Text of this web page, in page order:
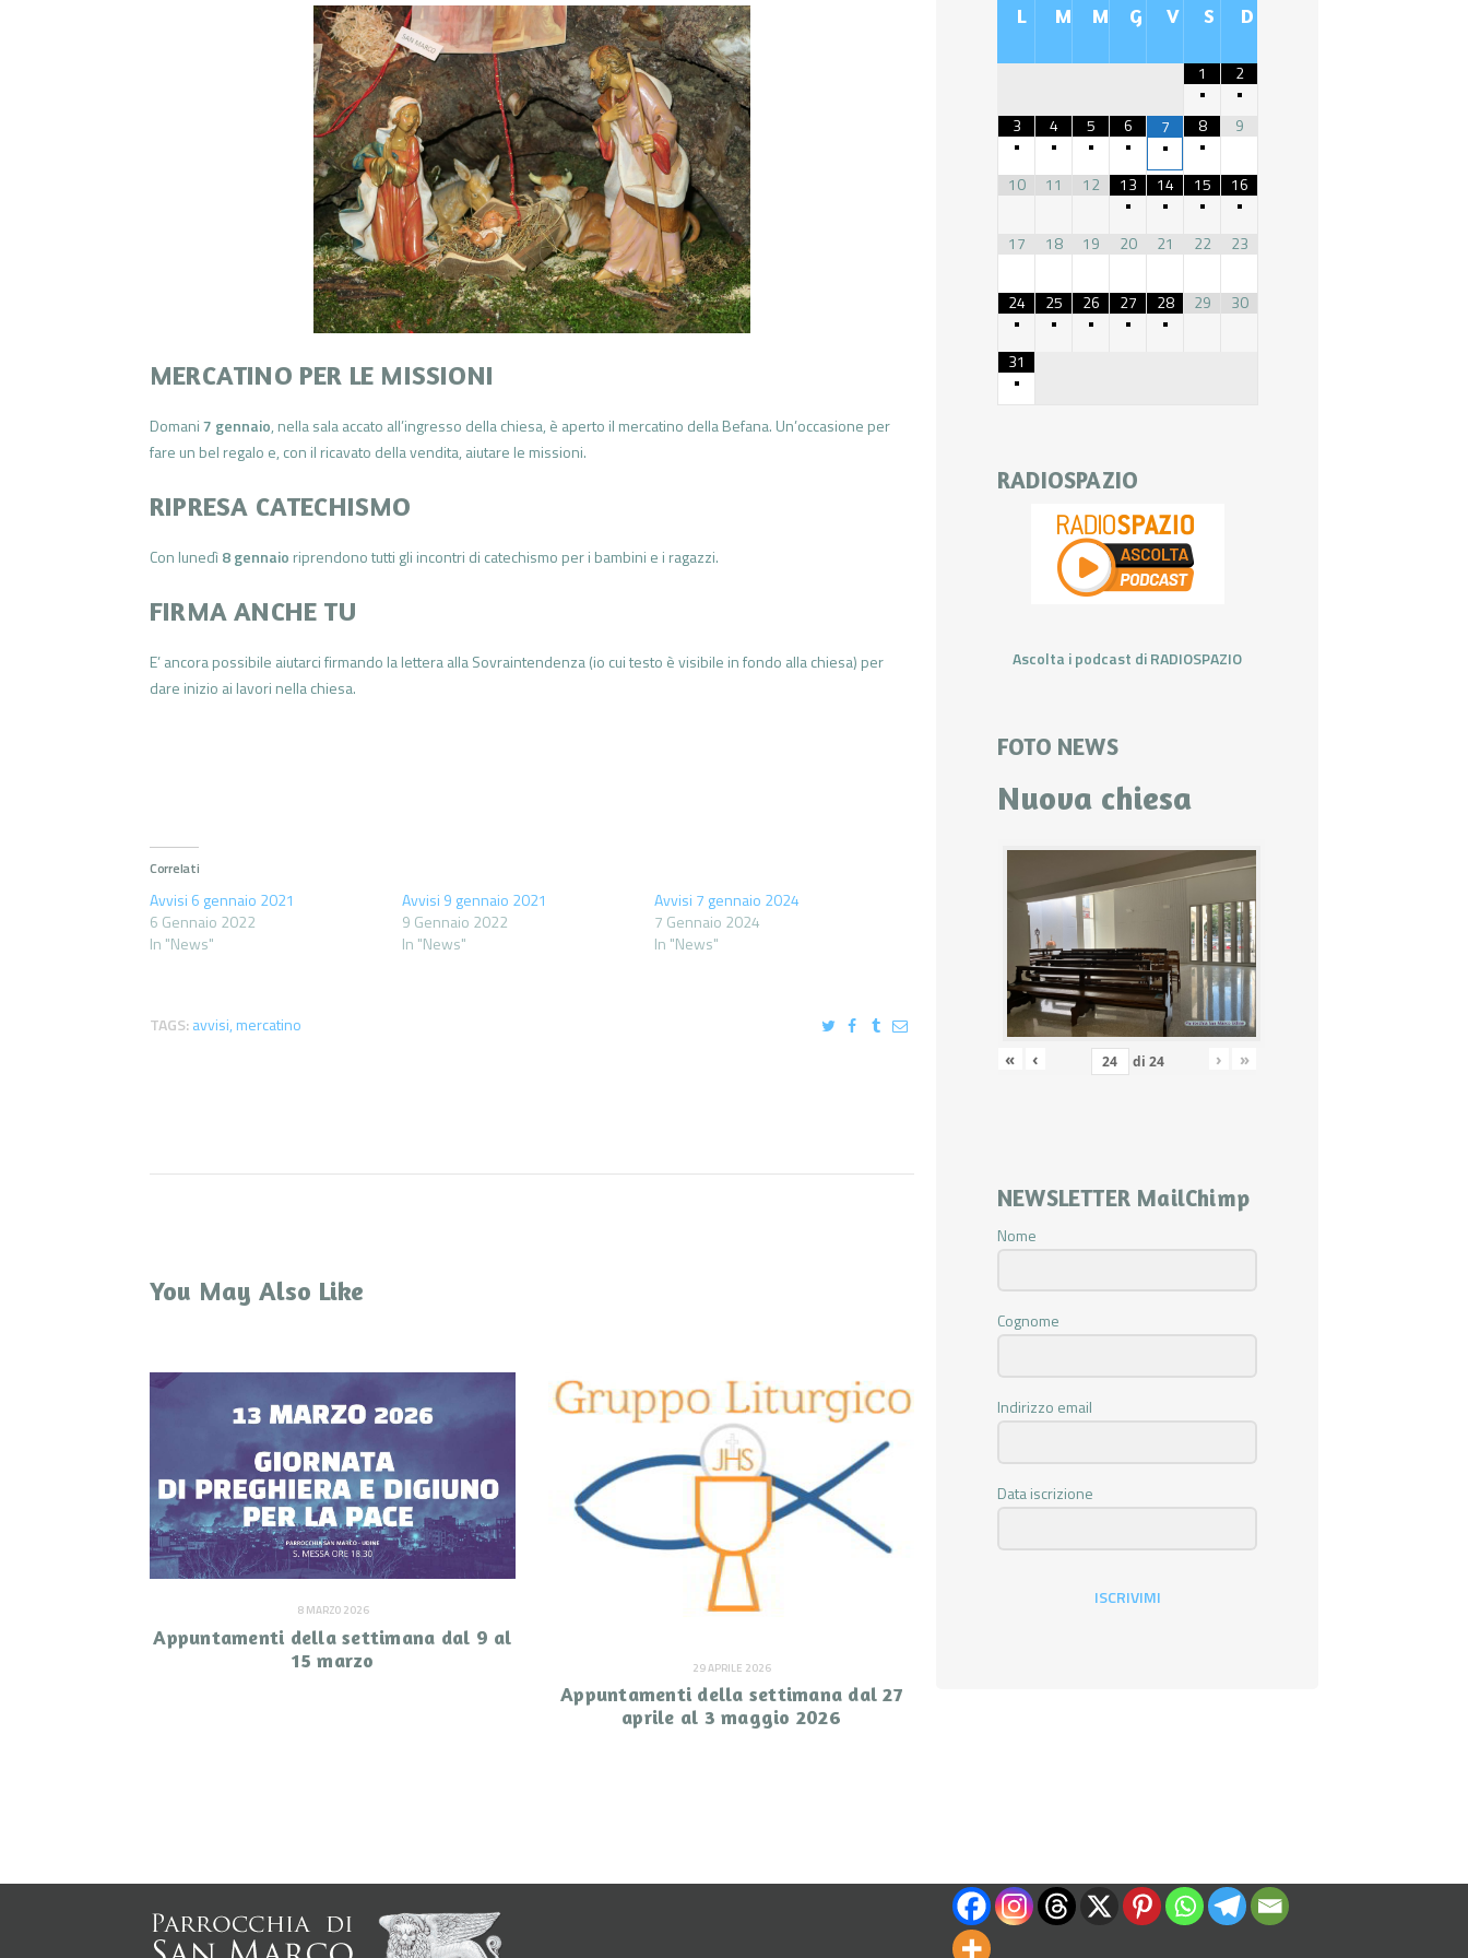
MERCATINO PER LE MISSIONI
Domani7 gennaio, nella sala accato all’ingresso della chiesa, è aperto il mercatino della Befana. Un’occasione per
fare un bel regalo e, con il ricavato della vendita, aiutare le missioni.
RIPRESA CATECHISMO
Con lunedì8 gennaio riprendono tutti gli incontri di catechismo per i bambini e i ragazzi.
FIRMA ANCHE TU
E’ ancora possibile aiutarci firmando la lettera alla Sovraintendenza (io cui testo è visibile in fondo alla chiesa) per
dare inizio ai lavori nella chiesa.
Correlati
Avvisi 6 gennaio 2021
6 Gennaio 2022
In "News"
Avvisi 9 gennaio 2021
9 Gennaio 2022
In "News"
Avvisi 7 gennaio 2024
7 Gennaio 2024
In "News"
TAGS:avvisi, mercatino
You May Also Like
8 MARZO 2026
Appuntamenti della settimana dal 9 al
15 marzo
29 APRILE 2026
Appuntamenti della settimana dal 27
aprile al 3 maggio 2026
L M M G V S D
1
•
2
•
3
•
4
•
5
•
6
•
7
•
8
•
9
10 11 12
13
•
14
•
15
•
16
•
17
18 19 20 21 22 23
24
•
25
•
26
•
27
•
28
•
29 30
31
•
RADIOSPAZIO
Ascolta i podcast di RADIOSPAZIO
FOTO NEWS
Nuova chiesa
« ‹ di 24 › »
NEWSLETTER MailChimp
Nome
Cognome
Indirizzo email
Data iscrizione
ISCRIVIMI